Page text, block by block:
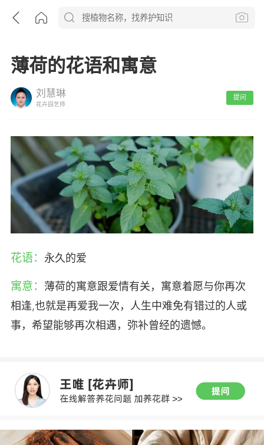
薄荷的花语和寓意
刘慧琳
花卉园艺师
提问
花语： 永久的爱
寓意：
薄荷的寓意跟爱情有关，寓意着愿与你再次
相逢,也就是再爱我一次，人生中难免有错过的人或
事，希望能够再次相遇，弥补曾经的遗憾。